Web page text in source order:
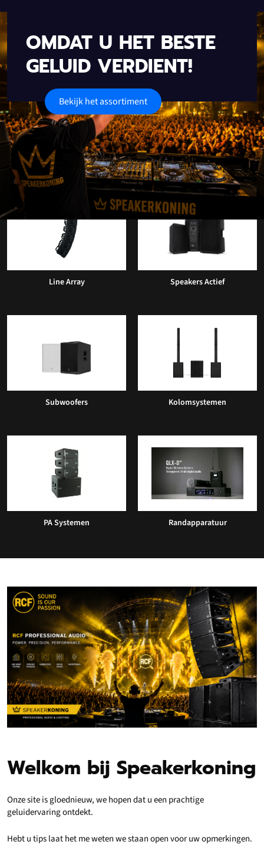
OMDAT U HET BESTE
GELUID VERDIENT!
Bekijk het assortiment
Onze populaire categorieën
Line Array Speakers Actief
Subwoofers Kolomsystemen
PA Systemen Randapparatuur
Welkom bij Speakerkoning
Onze site is gloednieuw, we hopen dat u een prachtige
geluidervaring ontdekt.
Hebt u tips laat het me weten we staan open voor uw opmerkingen.